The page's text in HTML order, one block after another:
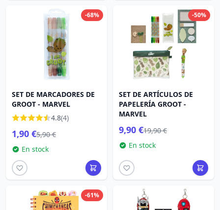
-68%
SET DE MARCADORES DE
GROOT - MARVEL
4.8(4)
1,90 €5,90 €
En stock
-50%
SET DE ARTÍCULOS DE
PAPELERÍA GROOT -
MARVEL
9,90 €19,90 €
En stock
-61%